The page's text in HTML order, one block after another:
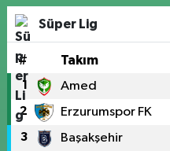
Süper Lig
# Takım
1 Amed
2 Erzurumspor FK
3 Başakşehir